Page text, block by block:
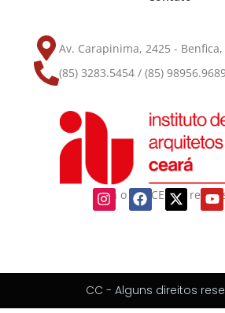
Siga o IAB-CE nas redes
Av. Carapinima, 2425 - Benfica,
(85) 3283.5454 / (85)
CC - Alguns direitos